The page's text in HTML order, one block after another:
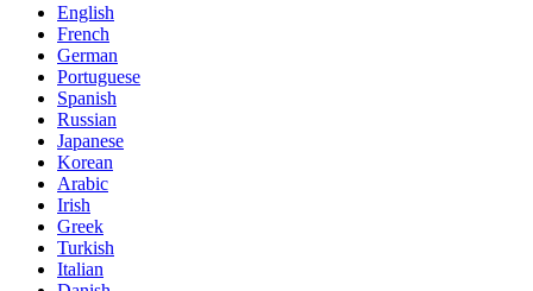
English
French
German
Portuguese
Spanish
Russian
Japanese
Korean
Arabic
Irish
Greek
Turkish
Italian